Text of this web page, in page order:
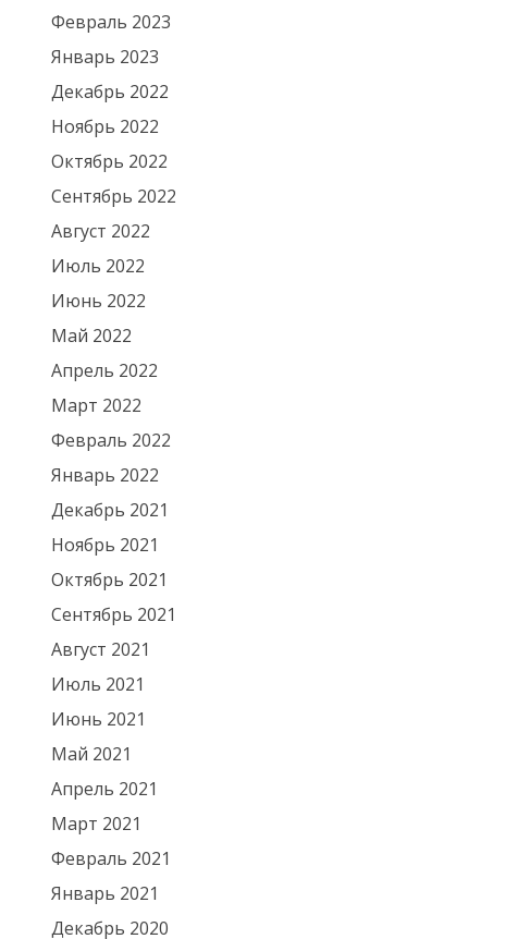
Февраль 2023
Январь 2023
Декабрь 2022
Ноябрь 2022
Октябрь 2022
Сентябрь 2022
Август 2022
Июль 2022
Июнь 2022
Май 2022
Апрель 2022
Март 2022
Февраль 2022
Январь 2022
Декабрь 2021
Ноябрь 2021
Октябрь 2021
Сентябрь 2021
Август 2021
Июль 2021
Июнь 2021
Май 2021
Апрель 2021
Март 2021
Февраль 2021
Январь 2021
Декабрь 2020